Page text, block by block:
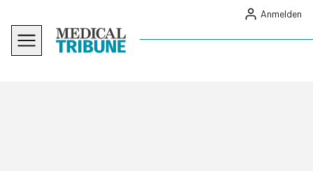
Anmelden